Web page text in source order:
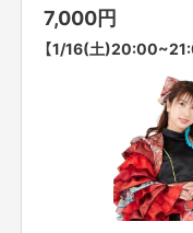
7,000円
【1/16(土